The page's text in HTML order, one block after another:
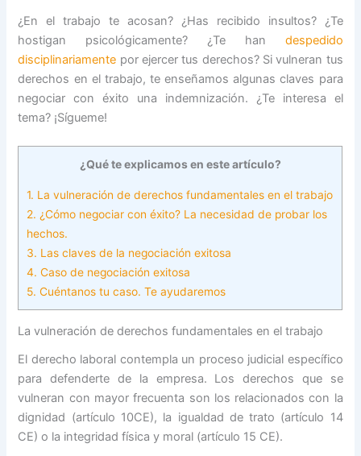
¿En el trabajo te acosan? ¿Has recibido insultos? ¿Te
hostigan psicológicamente? ¿Te han despedido
disciplinariamente por ejercer tus derechos? Si vulneran tus
derechos en el trabajo, te enseñamos algunas claves para
negociar con éxito una indemnización. ¿Te interesa el
tema? ¡Sígueme!
¿Qué te explicamos en este artículo?
1. La vulneración de derechos fundamentales en el trabajo
2. ¿Cómo negociar con éxito? La necesidad de probar los
hechos.
3. Las claves de la negociación exitosa
4. Caso de negociación exitosa
5. Cuéntanos tu caso. Te ayudaremos
La vulneración de derechos fundamentales en el trabajo
El derecho laboral contempla un proceso judicial específico
para defenderte de la empresa. Los derechos que se
vulneran con mayor frecuenta son los relacionados con la
dignidad (artículo 10CE), la igualdad de trato (artículo 14
CE) o la integridad física y moral (artículo 15 CE).